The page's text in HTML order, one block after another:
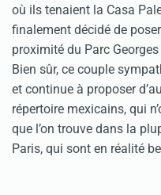
où ils tenaient la Casa
finalement décidé de
proximité du Parc
Bien sûr, ce couple
et continue à proposer
répertoire mexicains, qui
que l’on trouve dans la
Paris, qui sont en réalité